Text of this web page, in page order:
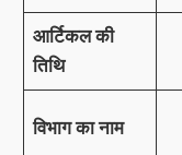
आर्टिकल की
तिथि
विभाग का नाम